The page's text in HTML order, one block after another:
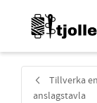
Tillverka en
anslagstavla